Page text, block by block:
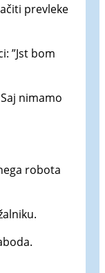
prevleke
”Jst bom
nimamo
robota